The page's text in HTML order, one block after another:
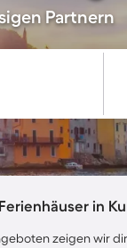
Partnern
in
zeigen wir